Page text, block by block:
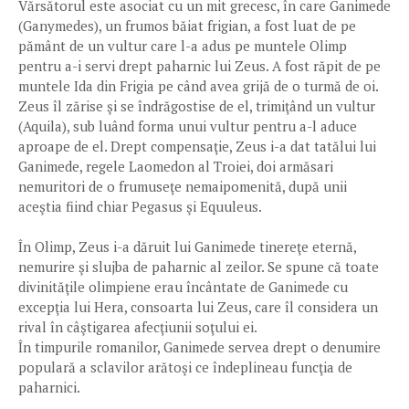
Vărsătorul este asociat cu un mit grecesc, în care Ganimede
(Ganymedes), un frumos băiat frigian, a fost luat de pe
pământ de un vultur care l-a adus pe muntele Olimp
pentru a-i servi drept paharnic lui Zeus. A fost răpit de pe
muntele Ida din Frigia pe când avea grijă de o turmă de oi.
Zeus îl zărise şi se îndrăgostise de el, trimiţând un vultur
(Aquila), sub luând forma unui vultur pentru a-l aduce
aproape de el. Drept compensaţie, Zeus i-a dat tatălui lui
Ganimede, regele Laomedon al Troiei, doi armăsari
nemuritori de o frumuseţe nemaipomenită, după unii
aceştia fiind chiar Pegasus şi Equuleus.
În Olimp, Zeus i-a dăruit lui Ganimede tinereţe eternă,
nemurire şi slujba de paharnic al zeilor. Se spune că toate
divinităţile olimpiene erau încântate de Ganimede cu
excepţia lui Hera, consoarta lui Zeus, care îl considera un
rival în câştigarea afecţiunii soţului ei.
În timpurile romanilor, Ganimede servea drept o denumire
populară a sclavilor arătoşi ce îndeplineau funcţia de
paharnici.